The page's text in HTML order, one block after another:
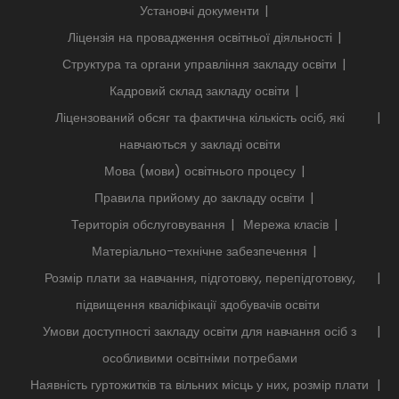
Установчі документи
Ліцензія на провадження освітньої діяльності
Структура та органи управління закладу освіти
Кадровий склад закладу освіти
Ліцензований обсяг та фактична кількість осіб, які
навчаються у закладі освіти
Мова (мови) освітнього процесу
Правила прийому до закладу освіти
Територія обслуговування
Мережа класів
Матеріально-технічне забезпечення
Розмір плати за навчання, підготовку, перепідготовку,
підвищення кваліфікації здобувачів освіти
Умови доступності закладу освіти для навчання осіб з
особливими освітніми потребами
Наявність гуртожитків та вільних місць у них, розмір плати